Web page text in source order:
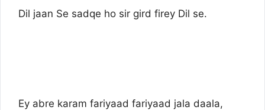
Dil jaan Se sadqe ho sir gird firey Dil se.
Ey abre karam fariyaad fariyaad jala daala,